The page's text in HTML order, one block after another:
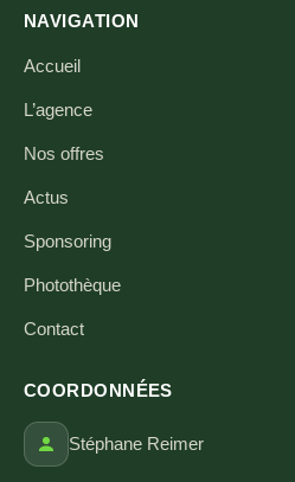
NAVIGATION
Accueil
L’agence
Nos offres
Actus
Sponsoring
Photothèque
Contact
COORDONNÉES
Stéphane Reimer